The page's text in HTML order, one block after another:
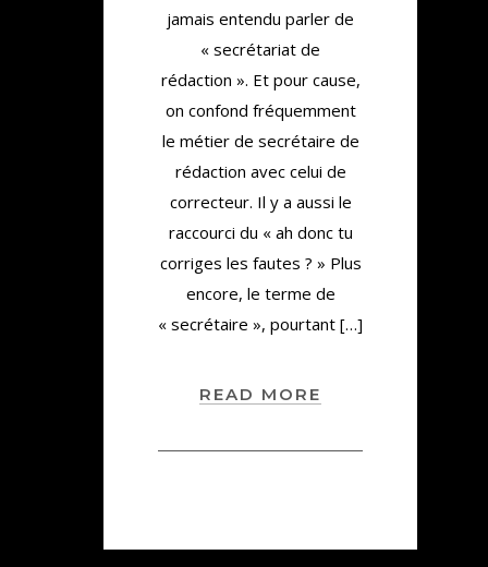
jamais entendu parler de
« secrétariat de
rédaction ». Et pour cause,
on confond fréquemment
le métier de secrétaire de
rédaction avec celui de
correcteur. Il y a aussi le
raccourci du « ah donc tu
corriges les fautes ? » Plus
encore, le terme de
« secrétaire », pourtant […]
READ MORE